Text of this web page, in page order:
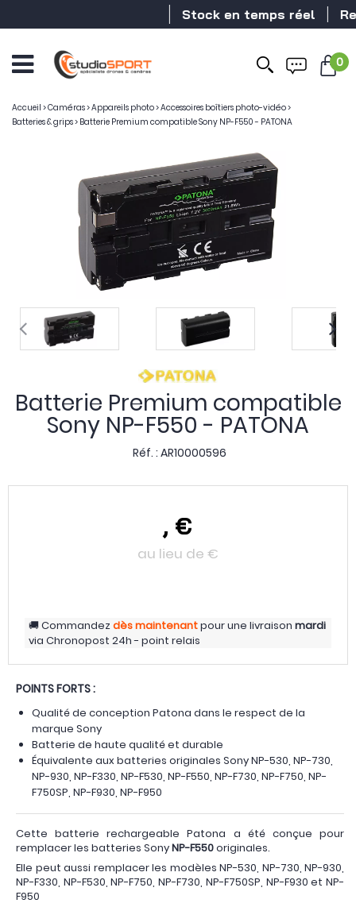
Stock en temps réel
0
Accueil >Caméras>Appareils photo>Accessoires boîtiers photo-vidéo>
Batteries & grips> Batterie Premium compatible Sony NP-F550 - PATONA
Batterie Premium compatible
Sony NP-F550 - PATONA
Réf. : AR10000596
, €
au lieu de €
Commandezdès maintenantpour une livraison mardi
via Chronopost 24h - point relais
POINTS FORTS :
Qualité de conception Patona dans le respect de la
marque Sony
Batterie de haute qualité et durable
Équivalente aux batteries originales Sony NP-530, NP-730,
NP-930, NP-F330, NP-F530, NP-F550, NP-F730, NP-F750, NP-
F750SP, NP-F930, NP-F950
Cette batterie rechargeable Patona a été conçue pour
remplacer les batteries SonyNP-F550originales.
Elle peut aussi remplacer les modèles NP-530, NP-730, NP-930,
NP-F330, NP-F530, NP-F750, NP-F730, NP-F750SP, NP-F930 et NP-
F950